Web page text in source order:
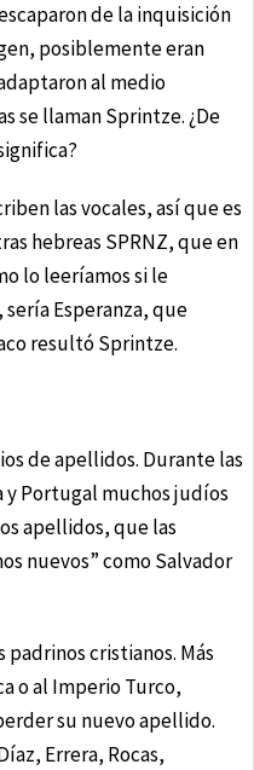
de la inquisición
posiblemente eran
al medio
se llaman Sprintze. ¿De
las vocales, así que es
hebreas SPRNZ, que en
lo leeríamos si le
Esperanza, que
resultó Sprintze.
de apellidos. Durante las
y Portugal muchos judíos
apellidos, que las
nuevos” como Salvador
cristianos. Más
o al Imperio Turco,
su nuevo apellido.
Errera, Rocas,